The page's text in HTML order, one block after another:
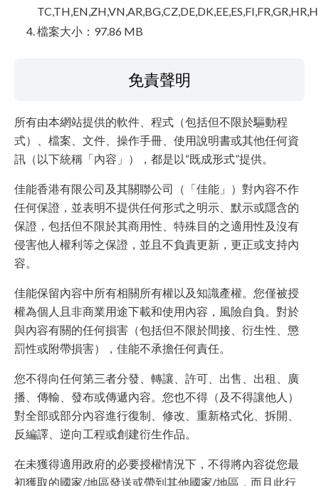
檔案大小：97.86 MB
免責聲明
所有由本網站提供的軟件、程式（包括但不限於驅動程
式）、檔案、文件、操作手冊、使用說明書或其他任何資
訊（以下統稱「內容」），都是以“既成形式”提供。
佳能香港有限公司及其關聯公司（「佳能」）對內容不作
任何保證，並表明不提供任何形式之明示、默示或隱含的
保證，包括但不限於其商用性、特殊目的之適用性及沒有
侵害他人權利等之保證，並且不負責更新，更正或支持內
容。
佳能保留內容中所有相關所有權以及知識產權。您僅被授
權為個人且非商業用途下載和使用內容，風險自負。對於
與內容有關的任何損害（包括但不限於間接、衍生性、懲
罰性或附帶損害），佳能不承擔任何責任。
您不得向任何第三者分發、轉讓、許可、出售、出租、廣
播、傳輸、發布或傳遞內容。您也不得（及不得讓他人）
對全部或部分內容進行復制、修改、重新格式化、拆開、
反編譯、逆向工程或創建衍生作品。
在未獲得適用政府的必要授權情況下，不得將內容從您最
初獲取的國家/地區發送或帶到其他國家/地區，而且此行